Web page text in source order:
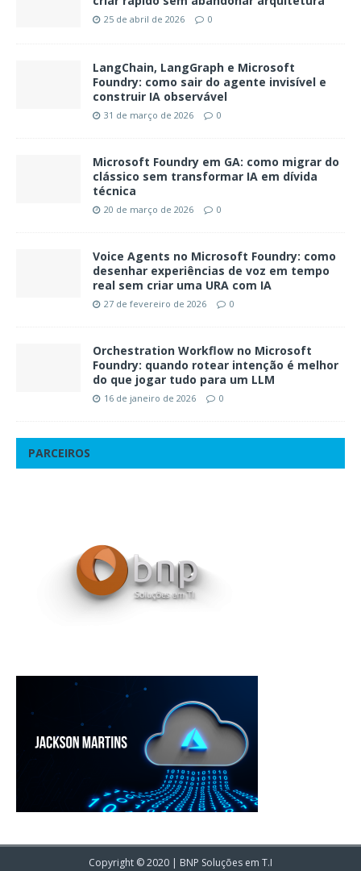
25 de abril de 2026 0
LangChain, LangGraph e Microsoft
Foundry: como sair do agente invisível e
construir IA observável
31 de março de 2026 0
Microsoft Foundry em GA: como migrar do
clássico sem transformar IA em dívida
técnica
20 de março de 2026 0
Voice Agents no Microsoft Foundry: como
desenhar experiências de voz em tempo
real sem criar uma URA com IA
27 de fevereiro de 2026 0
Orchestration Workflow no Microsoft
Foundry: quando rotear intenção é melhor
do que jogar tudo para um LLM
16 de janeiro de 2026 0
PARCEIROS
Copyright © 2020 | BNP Soluções em T.I